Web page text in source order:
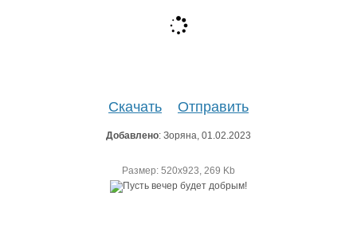
Скачать Отправить
Добавлено: Зоряна, 01.02.2023
Размер: 520х923, 269 Kb